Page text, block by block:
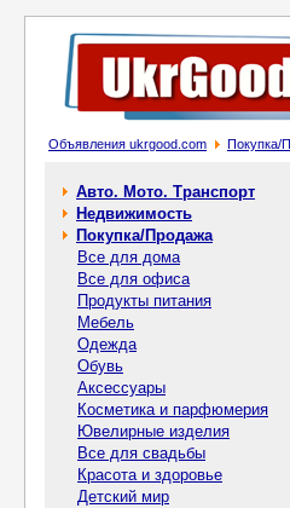
Объявления ukrgood.com Покупка/
Авто. Мото. Транспорт
Недвижимость
Покупка/Продажа
Все для дома
Все для офиса
Продукты питания
Мебель
Одежда
Обувь
Аксессуары
Косметика и парфюмерия
Ювелирные изделия
Все для свадьбы
Красота и здоровье
Детский мир